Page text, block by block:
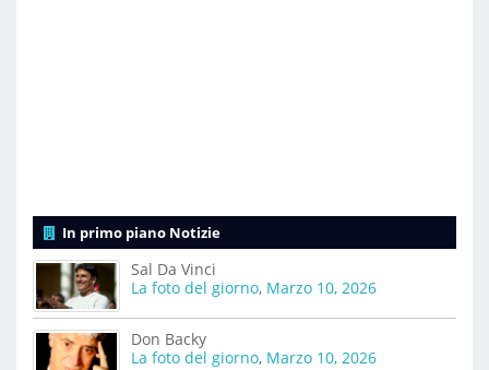
In primo piano Notizie
Sal Da Vinci
La foto del giorno, Marzo 10, 2026
Don Backy
La foto del giorno, Marzo 10, 2026